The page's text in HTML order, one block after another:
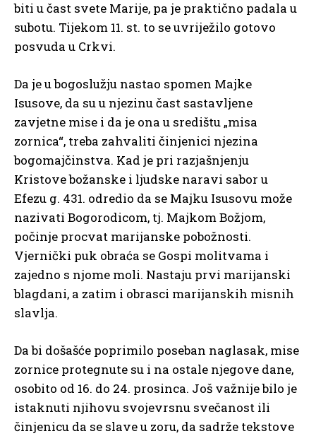
biti u čast svete Marije, pa je praktično padala u
subotu. Tijekom 11. st. to se uvriježilo gotovo
posvuda u Crkvi.
Da je u bogoslužju nastao spomen Majke
Isusove, da su u njezinu čast sastavljene
zavjetne mise i da je ona u središtu „misa
zornica“, treba zahvaliti činjenici njezina
bogomajčinstva. Kad je pri razjašnjenju
Kristove božanske i ljudske naravi sabor u
Efezu g. 431. odredio da se Majku Isusovu može
nazivati Bogorodicom, tj. Majkom Božjom,
počinje procvat marijanske pobožnosti.
Vjernički puk obraća se Gospi molitvama i
zajedno s njome moli. Nastaju prvi marijanski
blagdani, a zatim i obrasci marijanskih misnih
slavlja.
Da bi došašće poprimilo poseban naglasak, mise
zornice protegnute su i na ostale njegove dane,
osobito od 16. do 24. prosinca. Još važnije bilo je
istaknuti njihovu svojevrsnu svečanost ili
činjenicu da se slave u zoru, da sadrže tekstove